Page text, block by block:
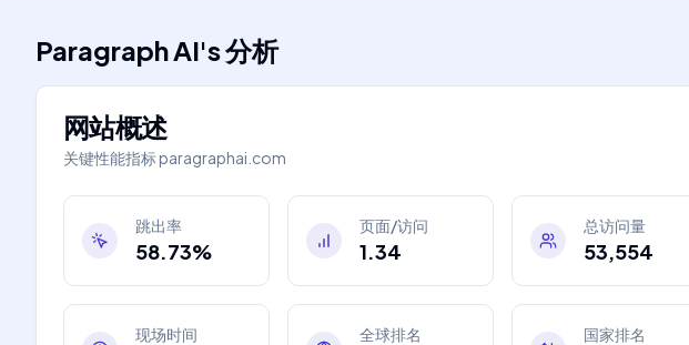
Paragraph AI's分析
网站概述
关键性能指标paragraphai.com
跳出率
58.73%
页面/访问
1.34
总访问量
53,554
现场时间 全球排名 国家排名